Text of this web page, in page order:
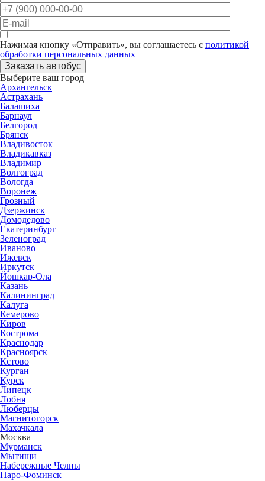
Нажимая кнопку «Отправить», вы соглашаетесь с политикой
обработки персональных данных
Заказать автобус
Выберите ваш город
Архангельск
Астрахань
Балашиха
Барнаул
Белгород
Брянск
Владивосток
Владикавказ
Владимир
Волгоград
Вологда
Воронеж
Грозный
Дзержинск
Домодедово
Екатеринбург
Зеленоград
Иваново
Ижевск
Иркутск
Йошкар-Ола
Казань
Калининград
Калуга
Кемерово
Киров
Кострома
Краснодар
Красноярск
Кстово
Курган
Курск
Липецк
Лобня
Люберцы
Магнитогорск
Махачкала
Москва
Мурманск
Мытищи
Набережные Челны
Наро-Фоминск